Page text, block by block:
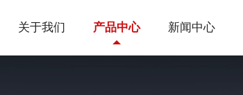
关于我们 产品中心 新闻中心